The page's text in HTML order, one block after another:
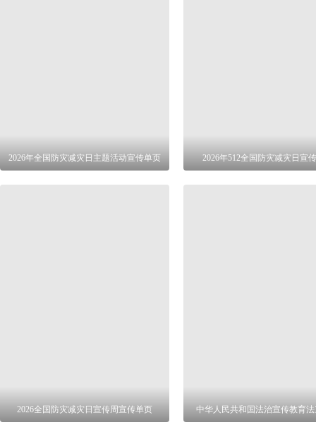
2026年全国防灾减灾日主题活动宣传单页 2026年512全国防灾减灾日宣
2026全国防灾减灾日宣传周宣传单页 中华人民共和国法治宣传教育